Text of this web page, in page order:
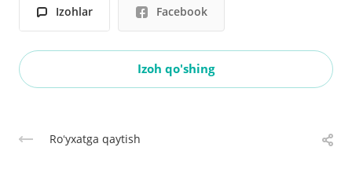
Izohlar Facebook
Izoh qo'shing
Roʻyxatga qaytish